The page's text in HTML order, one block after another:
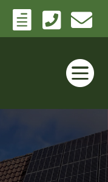
  
